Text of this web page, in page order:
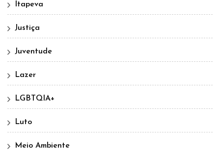
Itapeva
Justiça
Juventude
Lazer
LGBTQIA+
Luto
Meio Ambiente